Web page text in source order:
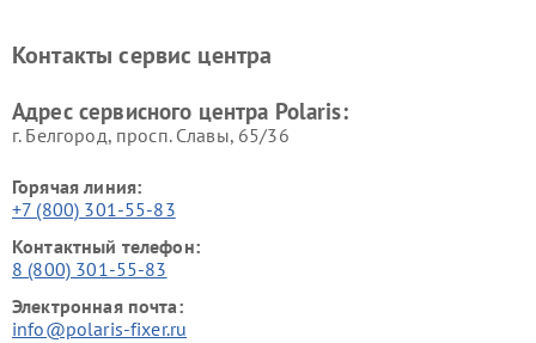
Контакты сервис центра
Адрес сервисного центра Polaris:
г. Белгород, просп. Славы, 65/36
Горячая линия:
+7 (800) 301-55-83
Контактный телефон:
8 (800) 301-55-83
Электронная почта:
info@polaris-fixer.ru